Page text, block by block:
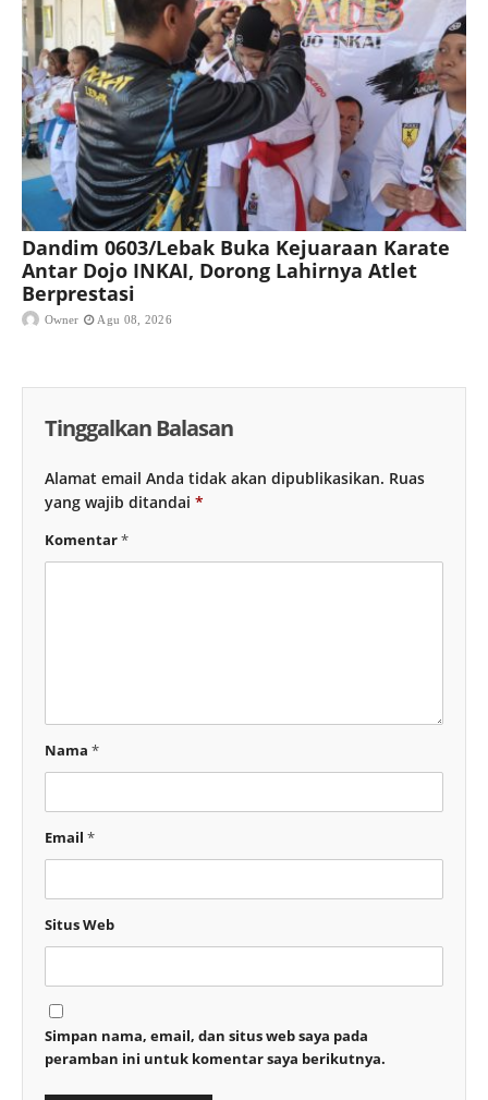
Dandim 0603/Lebak Buka Kejuaraan Karate
Antar Dojo INKAI, Dorong Lahirnya Atlet
Berprestasi
Owner Agu 08, 2026
Tinggalkan Balasan
Alamat email Anda tidak akan dipublikasikan. Ruas
yang wajib ditandai *
Komentar*
Nama *
Email *
Situs Web
Simpan nama, email, dan situs web saya pada
peramban ini untuk komentar saya berikutnya.